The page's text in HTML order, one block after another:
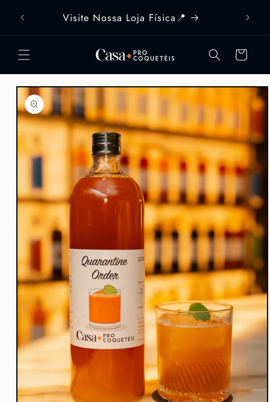
para o ENTREGA GRATUITA NOS PEDIDOS
ACIMA DE R$499
Carrinho
informações
do produto